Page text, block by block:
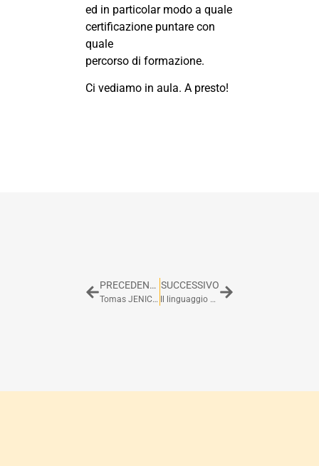
ed in particolar modo a quale
certificazione puntare con
quale
percorso di formazione.
Ci vediamo in aula. A presto!
PRECEDENTE
Tomas JENICEK
SUCCESSIVO
Il linguaggio Go – prima parte